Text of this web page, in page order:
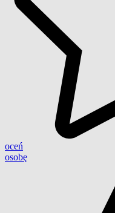
oceń
osobę